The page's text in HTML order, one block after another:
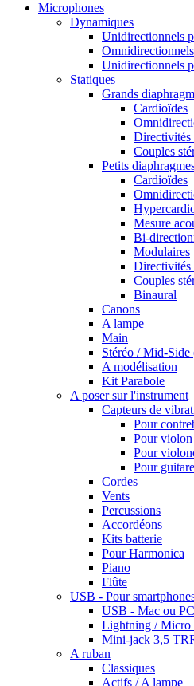
Microphones
Dynamiques
Unidirectionnels
Unidirectionnels
Statiques
Grands
Cardioïdes
Directivités
Couples
Petits
Cardioïdes
Mesure
Bi-
Modulaires
Directivités
Couples
Binaural
Canons
A lampe
Main
Stéréo / Mid-
A modélisation
Kit Parabole
A poser sur l'instrument
Capteurs de
Pour
Pour violon
Pour
Pour guitare
Cordes
Vents
Percussions
Accordéons
Kits batterie
Pour Harmonica
Piano
Flûte
USB - Pour
USB - Mac ou PC
Lightning /
Mini-jack 3,5
A ruban
Classiques
Actifs / A lampe